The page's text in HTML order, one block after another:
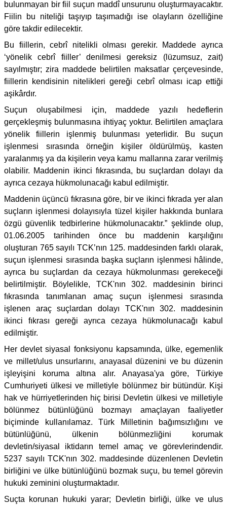
bulunmayan bir fiil suçun maddî unsurunu oluşturmayacaktır.
Fiilin bu niteliği taşıyıp taşımadığı ise olayların özelliğine
göre takdir edilecektir.
Bu fiillerin, cebrî nitelikli olması gerekir. Maddede ayrıca
‘yönelik cebrî fiiller’ denilmesi gereksiz (lüzumsuz, zait)
sayılmıştır; zira maddede belirtilen maksatlar çerçevesinde,
fiillerin kendisinin nitelikleri gereği cebrî olması icap ettiği
aşikârdır.
Suçun oluşabilmesi için, maddede yazılı hedeflerin
gerçekleşmiş bulunmasına ihtiyaç yoktur. Belirtilen amaçlara
yönelik fiillerin işlenmiş bulunması yeterlidir. Bu suçun
işlenmesi sırasında örneğin kişiler öldürülmüş, kasten
yaralanmış ya da kişilerin veya kamu mallarına zarar verilmiş
olabilir. Maddenin ikinci fıkrasında, bu suçlardan dolayı da
ayrıca cezaya hükmolunacağı kabul edilmiştir.
Maddenin üçüncü fıkrasına göre, bir ve ikinci fıkrada yer alan
suçların işlenmesi dolayısıyla tüzel kişiler hakkında bunlara
özgü güvenlik tedbirlerine hükmolunacaktır.” şeklinde olup,
01.06.2005 tarihinden önce bu maddenin karşılığını
oluşturan 765 sayılı TCK’nın 125. maddesinden farklı olarak,
suçun işlenmesi sırasında başka suçların işlenmesi hâlinde,
ayrıca bu suçlardan da cezaya hükmolunması gerekeceği
belirtilmiştir. Böylelikle, TCK'nın 302. maddesinin birinci
fıkrasında tanımlanan amaç suçun işlenmesi sırasında
işlenen araç suçlardan dolayı TCK'nın 302. maddesinin
ikinci fıkrası gereği ayrıca cezaya hükmolunacağı kabul
edilmiştir.
Her devlet siyasal fonksiyonu kapsamında, ülke, egemenlik
ve millet/ulus unsurlarını, anayasal düzenini ve bu düzenin
işleyişini koruma altına alır. Anayasa'ya göre, Türkiye
Cumhuriyeti ülkesi ve milletiyle bölünmez bir bütündür. Kişi
hak ve hürriyetlerinden hiç birisi Devletin ülkesi ve milletiyle
bölünmez bütünlüğünü bozmayı amaçlayan faaliyetler
biçiminde kullanılamaz. Türk Milletinin bağımsızlığını ve
bütünlüğünü, ülkenin bölünmezliğini korumak
devletin/siyasal iktidarın temel amaç ve görevlerindendir.
5237 sayılı TCK'nın 302. maddesinde düzenlenen Devletin
birliğini ve ülke bütünlüğünü bozmak suçu, bu temel görevin
hukuki zeminini oluşturmaktadır.
Suçta korunan hukuki yarar; Devletin birliği, ülke ve ulus